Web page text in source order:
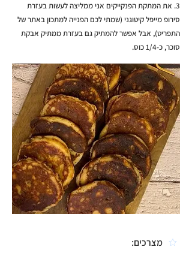
3. את המתקת הפנקייקים אני ממליצה לעשות בעזרת
סירופ מייפל קיטוגני (שמתי לכם הפנייה למתכון באתר של
התפריט), אבל אפשר להמתיק גם בעזרת ממתיק אבקת
סוכר, כ-1/4 כוס.
מצרכים: